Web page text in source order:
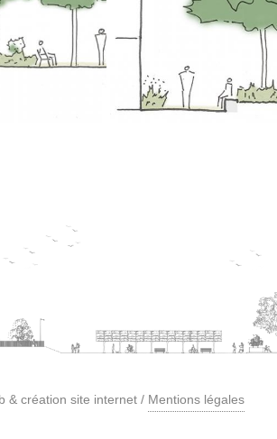
& création site internet / Mentions légales